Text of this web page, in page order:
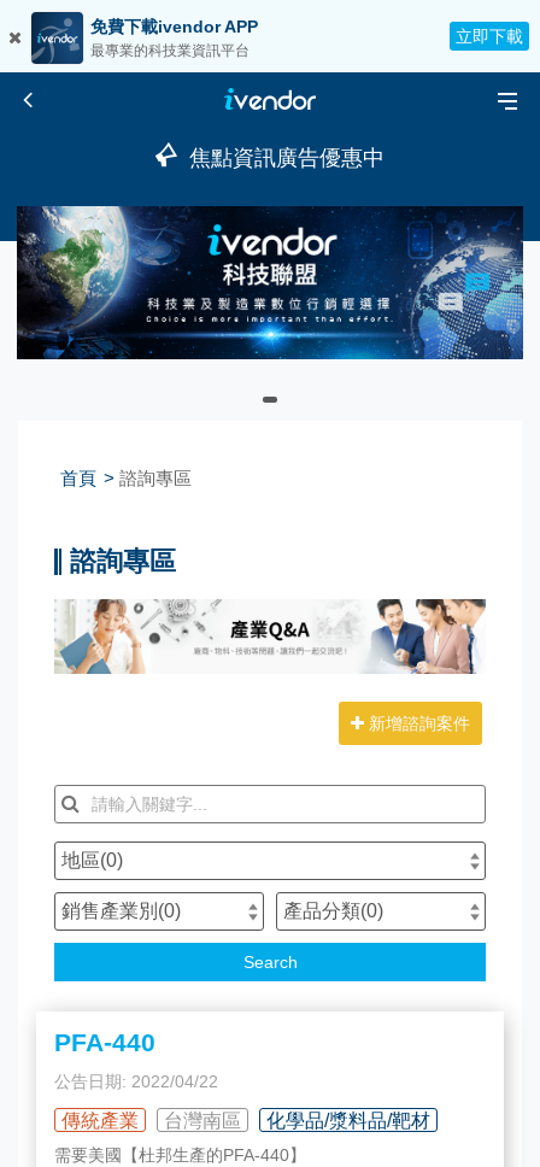
免費下載ivendor APP
最專業的科技業資訊平台
立即下載
焦點資訊廣告優惠中
首頁 諮詢專區
諮詢專區
新增諮詢案件
地區(0)
銷售產業別(0) 產品分類(0)
Search
PFA-440
公告日期: 2022/04/22
傳統產業 台灣南區 化學品/漿料品/靶材
需要美國【杜邦生產的PFA-440】